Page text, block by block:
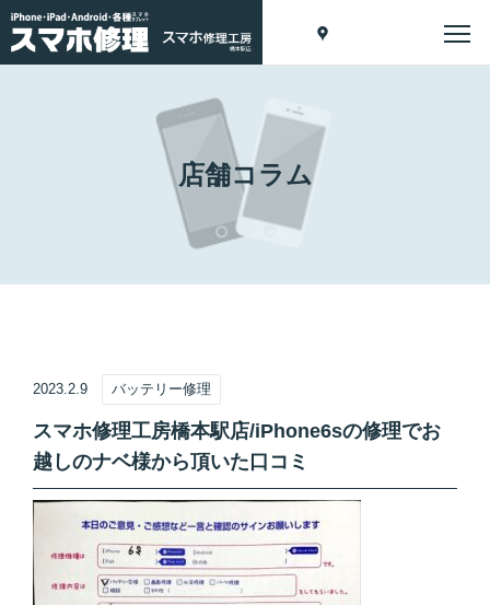
店舗コラム
2023.2.9 バッテリー修理
スマホ修理工房橋本駅店/iPhone6sの修理でお
越しのナベ様から頂いた口コミ